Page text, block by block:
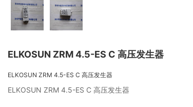
ELKOSUN ZRM 4.5-ES C 高压发生器
ELKOSUN ZRM 4.5-ES C 高压发生器
ELKOSUN ZRM 4.5-ES C 高压发生器